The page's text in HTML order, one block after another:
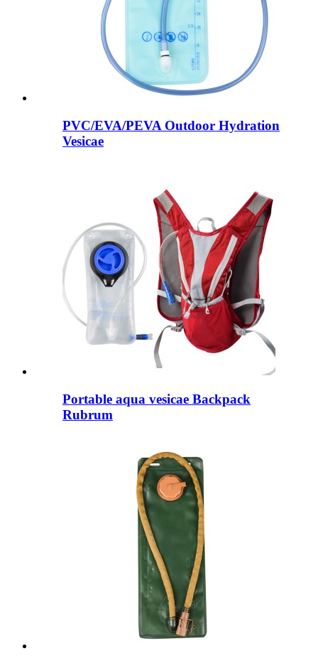
PVC/EVA/PEVA Outdoor Hydration
Vesicae
Portable aqua vesicae Backpack
Rubrum